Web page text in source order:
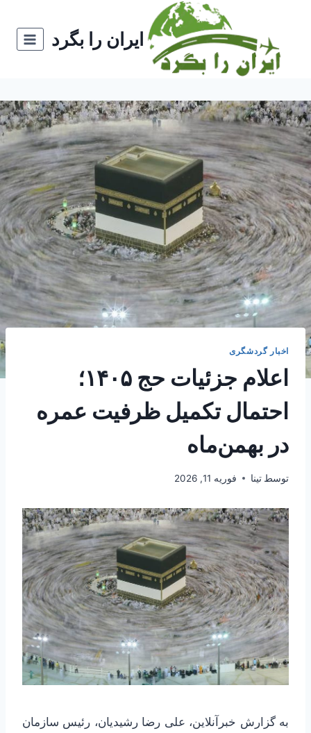
ایران را بگرد
اخبار گردشگری
اعلام جزئیات حج ۱۴۰۵؛
احتمال تکمیل ظرفیت عمره
در بهمن‌ماه
توسط تینا فوریه 11, 2026
به گزارش خبرآنلاین، علی رضا رشیدیان، رئیس سازمان